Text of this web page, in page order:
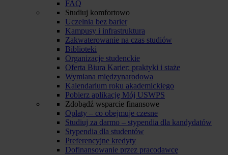
FAQ
Studiuj komfortowo
Uczelnia bez barier
Kampusy i infrastruktura
Zakwaterowanie na czas studiów
Biblioteki
Organizacje studenckie
Oferta Biura Karier: praktyki i staże
Wymiana międzynarodowa
Kalendarium roku akademickiego
Pobierz aplikację Mój USWPS
Zdobądź wsparcie finansowe
Opłaty – co obejmuje czesne
Studiuj za darmo – stypendia dla kandydatów
Stypendia dla studentów
Preferencyjne kredyty
Dofinansowanie przez pracodawcę